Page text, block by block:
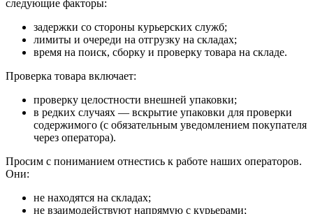
следующие факторы:
задержки со стороны курьерских служб;
лимиты и очереди на отгрузку на складах;
время на поиск, сборку и проверку товара на складе.
Проверка товара включает:
проверку целостности внешней упаковки;
в редких случаях — вскрытие упаковки для проверки
содержимого (с обязательным уведомлением покупателя
через оператора).
Просим с пониманием отнестись к работе наших операторов.
Они:
не находятся на складах;
не взаимодействуют напрямую с курьерами;